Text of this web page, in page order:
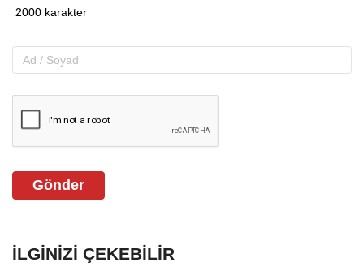
Gönder
İLGINIZI ÇEKEBILIR